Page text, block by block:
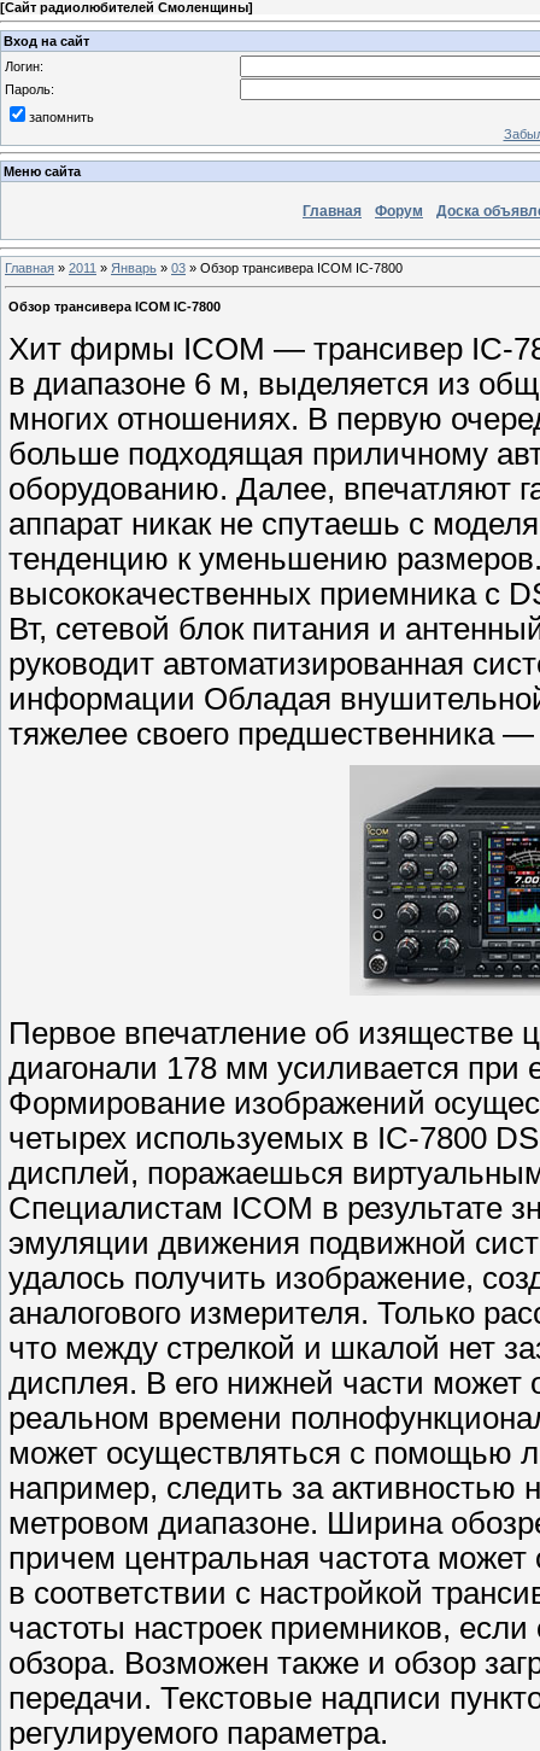
[Сайт радиолюбителей Смоленщины]
Вход на сайт
Логин:
Пароль:
запомнить
Меню сайта
Главная Форум Доска
Главная » 2011 » Январь » 03 » Обзор трансивера ICOM IC-7800
Обзор трансивера ICOM IC-7800
Хит фирмы ICOM — трансивер IC-
в диапазоне 6 м, выделяется из
многих отношениях. В первую
больше подходящая приличному
оборудованию. Далее, впечатляют
аппарат никак не спутаешь с
тенденцию к уменьшению размеров.
высококачественных приемника с
Вт, сетевой блок питания и
руководит автоматизированная
информации Обладая внушительной
тяжелее своего предшественника
Первое впечатление об изяществе
диагонали 178 мм усиливается при
Формирование изображений
четырех используемых в IC-7800
дисплей, поражаешься
Специалистам ICOM в результате
эмуляции движения подвижной
удалось получить изображение,
аналогового измерителя. Только
что между стрелкой и шкалой нет
дисплея. В его нижней части может
реальном времени
может осуществляться с помощью
например, следить за
метровом диапазоне. Ширина
причем центральная частота может
в соответствии с настройкой
частоты настроек приемников,
обзора. Возможен также и обзор
передачи. Текстовые надписи
регулируемого параметра.